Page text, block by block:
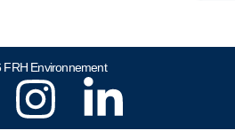
Environnement